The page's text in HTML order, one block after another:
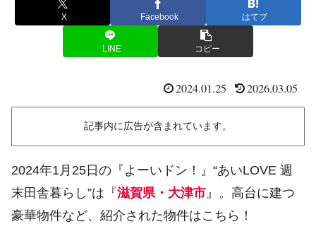
X Facebook はてブ
LINE コピー
2024.01.25 2026.03.05
記事内に広告が含まれています。
2024年1月25日の『よーいドン！』“あいLOVE 週
末田舎暮らし”は『滋賀県・大津市 』。高台に建つ
豪華物件など、紹介された物件はこちら！